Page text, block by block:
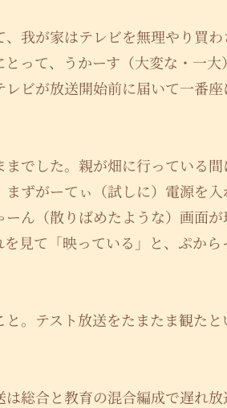
我が家はテレビを無理やり買
って、うかーす（大変な・一大
ビが放送開始前に届いて一番座
でした。親が畑に行っている間
ずがーてぃ（試しに）電源を
ん（散りばめたような）画面が
見て「映っている」と、ぷから
。テスト放送をたまたま観たと
総合と教育の混合編成で遅れ